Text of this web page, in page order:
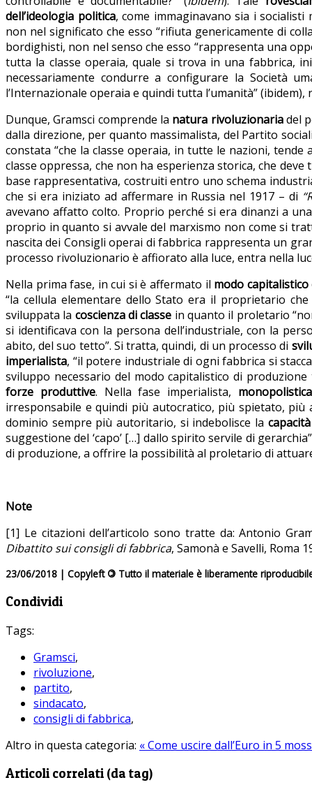
dell’ideologia politica, come immaginavano sia i
non nel significato che esso “rifiuta genericamente di
bordighisti, non nel senso che esso “rappresenta una
tutta la classe operaia, quale si trova in una fabbrica,
necessariamente condurre a configurare la Società
l’Internazionale operaia e quindi tutta l’umanità”
Dunque, Gramsci comprende la natura rivoluzionariadel
dalla direzione, per quanto massimalista, del Partito
constata “che la classe operaia, in tutte le nazioni,
classe oppressa, che non ha esperienza storica, che
base rappresentativa, costruiti entro uno schema
che si era iniziato ad affermare in Russia nel 1917 – di
avevano affatto colto. Proprio perché si era dinanzi a
proprio in quanto si avvale del marxismo non come si
nascita dei Consigli operai di fabbrica rappresenta un
processo rivoluzionario è affiorato alla luce, entra nella
Nella prima fase, in cui si è affermato il modo
“la cellula elementare dello Stato era il proprietario
sviluppata la coscienza di classe in quanto il proletario
si identificava con la persona dell’industriale, con la
abito, del suo tetto”. Si tratta, quindi, di un processo di
imperialista, “il potere industriale di ogni fabbrica si
sviluppo necessario del modo capitalistico di
forze produttive. Nella fase imperialista, monopolistica
irresponsabile e quindi più autocratico, più spietato,
dominio sempre più autoritario, si indebolisce la
suggestione del ‘capo’ […] dallo spirito servile di
di produzione, a offrire la possibilità al proletario di
Note
[1] Le citazioni dell’articolo sono tratte da: Antonio
Dibattito sui consigli di fabbrica, Samonà e Savelli, Roma
23/06/2018 | Copyleft © Tutto il materiale è liberamente
Condividi
Tags:
Gramsci,
rivoluzione,
partito,
sindacato,
consigli di fabbrica,
Altro in questa categoria: « Come uscire dall’Euro in 5
Articoli correlati (da tag)